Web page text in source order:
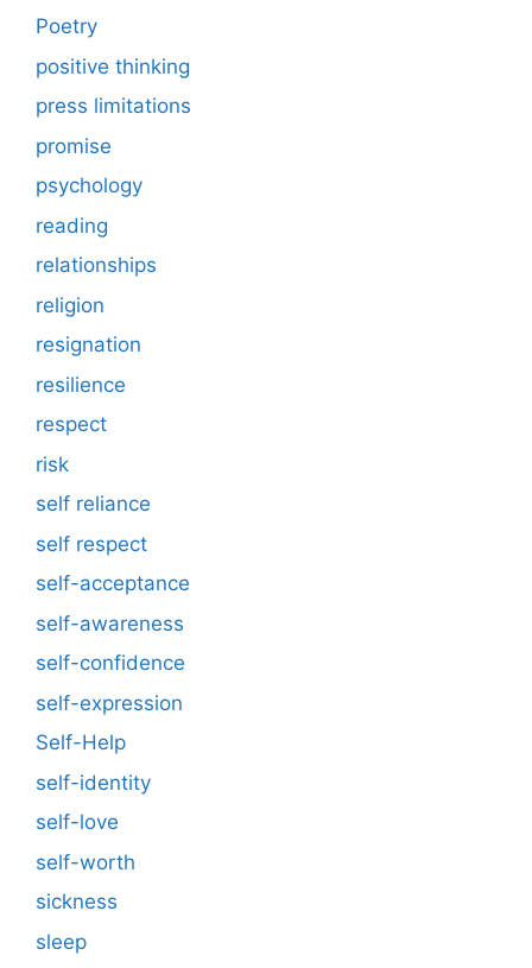
Poetry
positive thinking
press limitations
promise
psychology
reading
relationships
religion
resignation
resilience
respect
risk
self reliance
self respect
self-acceptance
self-awareness
self-confidence
self-expression
Self-Help
self-identity
self-love
self-worth
sickness
sleep